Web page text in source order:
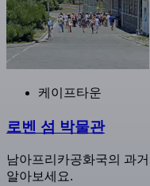
케이프타운
로벤 섬 박물관
남아프리카공화국의 과
알아보세요.